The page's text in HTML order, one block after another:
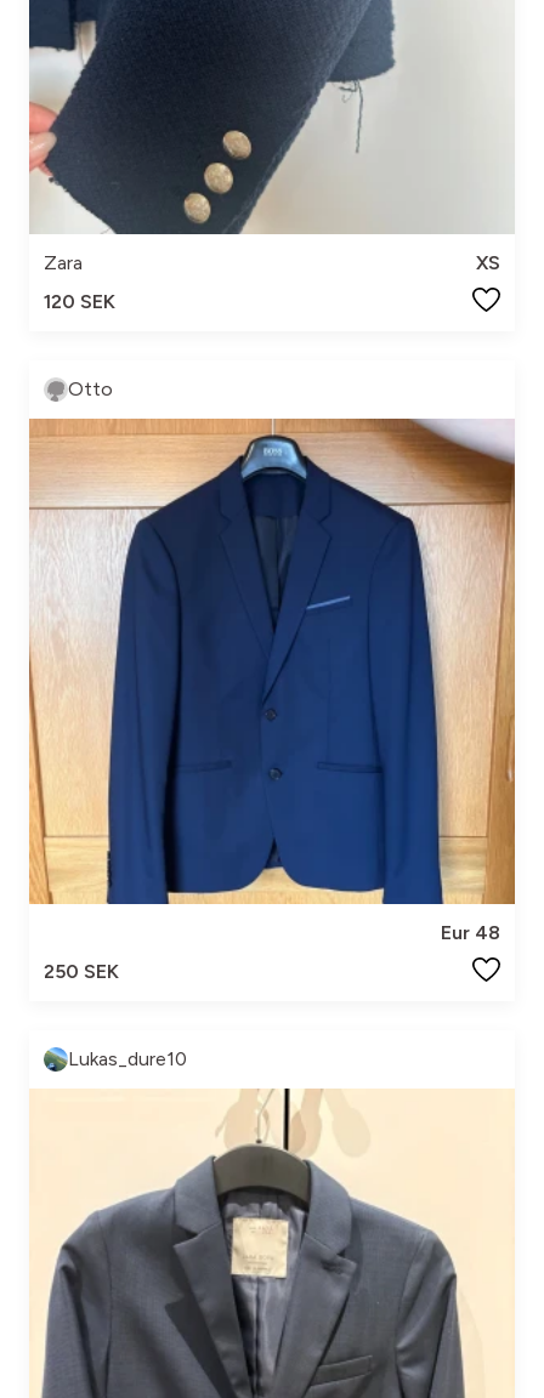
Zara
XS
120 SEK
Otto
Eur 48
250 SEK
Lukas_dure10